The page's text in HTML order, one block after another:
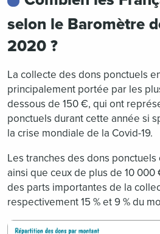
selon le Baromètre
2020 ?
La collecte des dons ponctuels
principalement portée par les
dessous de 150 €, qui ont
ponctuels durant cette année si
la crise mondiale de la Covid-19.
Les tranches des dons
ainsi que ceux de plus de 10
des parts importantes de la
respectivement 15 % et 9 % du